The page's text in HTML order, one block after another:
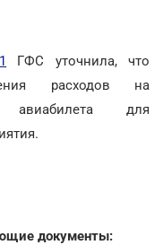
ГФС уточнила, что
расходов на
авиабилета для
документы: